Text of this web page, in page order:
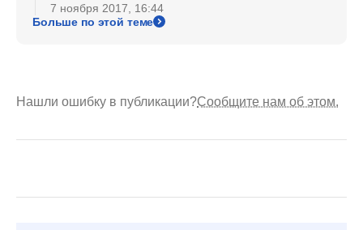
7 ноября 2017, 16:44
Больше по этой теме
Нашли ошибку в публикации?Сообщите нам об этом.